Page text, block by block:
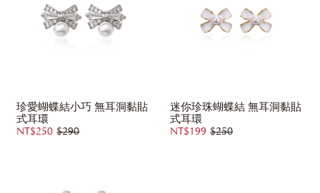
珍愛蝴蝶結小巧 無耳洞黏貼
式耳環
NT$250 $290
迷你珍珠蝴蝶結 無耳洞黏貼
式耳環
NT$199 $250